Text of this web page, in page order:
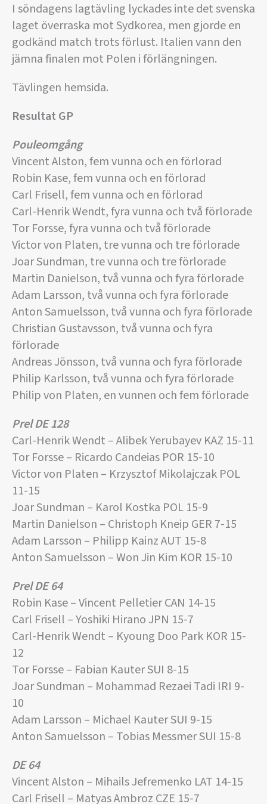
I söndagens lagtävling lyckades inte det svenska
laget överraska mot Sydkorea, men gjorde en
godkänd match trots förlust. Italien vann den
jämna finalen mot Polen i förlängningen.
Tävlingen hemsida.
Resultat GP
Pouleomgång
Vincent Alston, fem vunna och en förlorad
Robin Kase, fem vunna och en förlorad
Carl Frisell, fem vunna och en förlorad
Carl-Henrik Wendt, fyra vunna och två förlorade
Tor Forsse, fyra vunna och två förlorade
Victor von Platen, tre vunna och tre förlorade
Joar Sundman, tre vunna och tre förlorade
Martin Danielson, två vunna och fyra förlorade
Adam Larsson, två vunna och fyra förlorade
Anton Samuelsson, två vunna och fyra förlorade
Christian Gustavsson, två vunna och fyra
förlorade
Andreas Jönsson, två vunna och fyra förlorade
Philip Karlsson, två vunna och fyra förlorade
Philip von Platen, en vunnen och fem förlorade
Prel DE 128
Carl-Henrik Wendt – Alibek Yerubayev KAZ 15-11
Tor Forsse – Ricardo Candeias POR 15-10
Victor von Platen – Krzysztof Mikolajczak POL
11-15
Joar Sundman – Karol Kostka POL 15-9
Martin Danielson – Christoph Kneip GER 7-15
Adam Larsson – Philipp Kainz AUT 15-8
Anton Samuelsson – Won Jin Kim KOR 15-10
Prel DE 64
Robin Kase – Vincent Pelletier CAN 14-15
Carl Frisell – Yoshiki Hirano JPN 15-7
Carl-Henrik Wendt – Kyoung Doo Park KOR 15-
12
Tor Forsse – Fabian Kauter SUI 8-15
Joar Sundman – Mohammad Rezaei Tadi IRI 9-
10
Adam Larsson – Michael Kauter SUI 9-15
Anton Samuelsson – Tobias Messmer SUI 15-8
DE 64
Vincent Alston – Mihails Jefremenko LAT 14-15
Carl Frisell – Matyas Ambroz CZE 15-7